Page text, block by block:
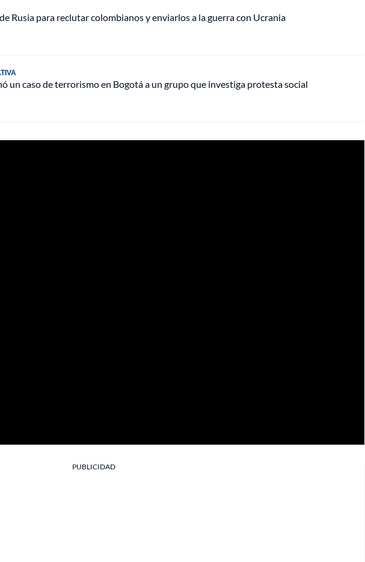
Rusia para reclutar colombianos y enviarlos a la guerra con Ucrania
un caso de terrorismo en Bogotá a un grupo que investiga protesta social
PUBLICIDAD